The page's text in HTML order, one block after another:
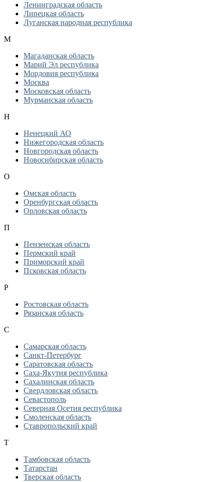
Ленинградская область
Липецкая область
Луганская народная республика
М
Магаданская область
Марий Эл республика
Мордовия республика
Москва
Московская область
Мурманская область
Н
Ненецкий АО
Нижегородская область
Новгородская область
Новосибирская область
О
Омская область
Оренбургская область
Орловская область
П
Пензенская область
Пермский край
Приморский край
Псковская область
Р
Ростовская область
Рязанская область
С
Самарская область
Санкт-Петербург
Саратовская область
Саха-Якутия республика
Сахалинская область
Свердловская область
Севастополь
Северная Осетия республика
Смоленская область
Ставропольский край
Т
Тамбовская область
Татарстан
Тверская область